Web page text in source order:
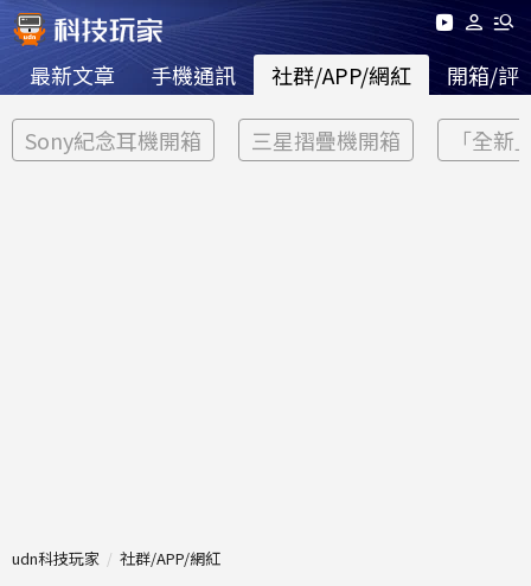
最新文章 手機通訊 社群/APP/網紅 開箱/評
Sony紀念耳機開箱 三星摺疊機開箱 「全新
udn科技玩家 社群/APP/網紅